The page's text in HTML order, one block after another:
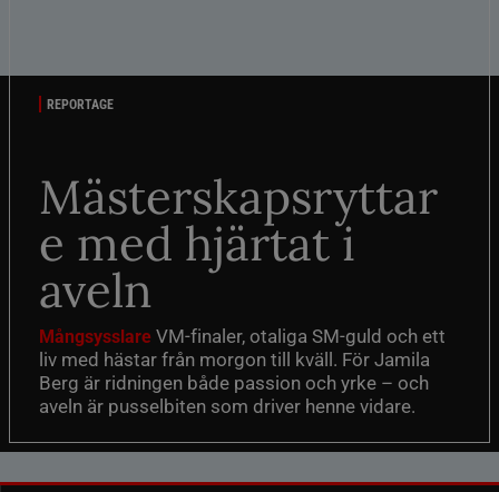
REPORTAGE
Mästerskapsryttar
e med hjärtat i
aveln
Mångsysslare VM-finaler, otaliga SM-guld och ett
liv med hästar från morgon till kväll. För Jamila
Berg är ridningen både passion och yrke – och
aveln är pusselbiten som driver henne vidare.